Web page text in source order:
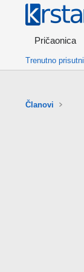
Pričaonica
Trenutno prisutni
Članovi